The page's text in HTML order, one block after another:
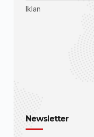
Iklan
Newsletter